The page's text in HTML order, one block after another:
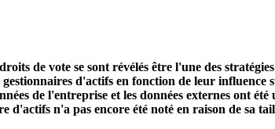
de vote se sont révélés être l'une des
d'actifs en fonction de leur influence
de l'entreprise et les données externes ont
d'actifs n'a pas encore été noté en raison de sa